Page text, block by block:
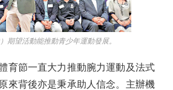
期望活動能推動青少年運動發展。
節一直大力推動腕力運動及法式
來背後亦是秉承助人信念。主辦機